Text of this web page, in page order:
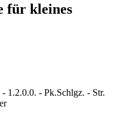
für kleines
- 1.2.0.0. - Pk.Schlgz. - Str.